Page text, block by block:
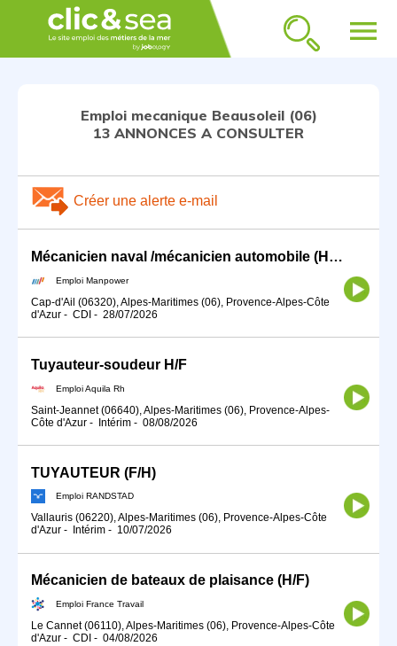
menu
Emploi mecanique Beausoleil (06)
13 ANNONCES A CONSULTER
Créer une alerte e-mail
Mécanicien naval /mécanicien automobile (H/F)
Emploi Manpower
Cap-d'Ail (06320), Alpes-Maritimes (06), Provence-Alpes-Côte
d'Azur - CDI - 28/07/2026
Tuyauteur-soudeur H/F
Emploi Aquila Rh
Saint-Jeannet (06640), Alpes-Maritimes (06), Provence-Alpes-
Côte d'Azur - Intérim - 08/08/2026
TUYAUTEUR (F/H)
Emploi RANDSTAD
Vallauris (06220), Alpes-Maritimes (06), Provence-Alpes-Côte
d'Azur - Intérim - 10/07/2026
Mécanicien de bateaux de plaisance (H/F)
Emploi France Travail
Le Cannet (06110), Alpes-Maritimes (06), Provence-Alpes-Côte
d'Azur - CDI - 04/08/2026